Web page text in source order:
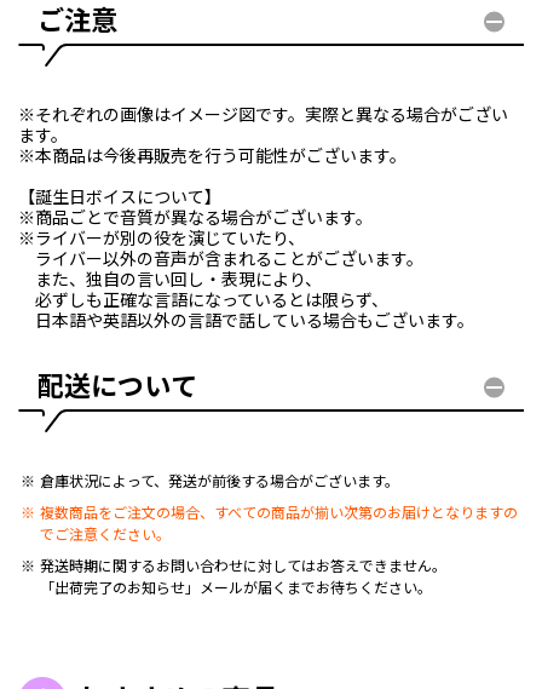
ご注意
※それぞれの画像はイメージ図です。実際と異なる場合がござい
ます。
※本商品は今後再販売を行う可能性がございます。
【誕生日ボイスについて】
※商品ごとで音質が異なる場合がございます。
※ライバーが別の役を演じていたり、
ライバー以外の音声が含まれることがございます。
また、独自の言い回し・表現により、
必ずしも正確な言語になっているとは限らず、
日本語や英語以外の言語で話している場合もございます。
配送について
倉庫状況によって、発送が前後する場合がございます。
複数商品をご注文の場合、すべての商品が揃い次第のお届けとなりますの
でご注意ください。
発送時期に関するお問い合わせに対してはお答えできません。
「出荷完了のお知らせ」メールが届くまでお待ちください。